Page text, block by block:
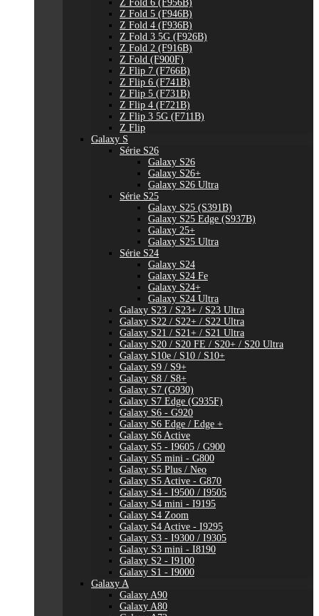
Z Fold 6 (F956B)
Z Fold 5 (F946B)
Z Fold 4 (F936B)
Z Fold 3 5G (F926B)
Z Fold 2 (F916B)
Z Fold (F900F)
Z Flip 7 (F766B)
Z Flip 6 (F741B)
Z Flip 5 (F731B)
Z Flip 4 (F721B)
Z Flip 3 5G (F711B)
Z Flip
Galaxy S
Série S26
Galaxy S26
Galaxy S26+
Galaxy S26 Ultra
Série S25
Galaxy S25 (S391B)
Galaxy S25 Edge (S937B)
Galaxy 25+
Galaxy S25 Ultra
Série S24
Galaxy S24
Galaxy S24 Fe
Galaxy S24+
Galaxy S24 Ultra
Galaxy S23 / S23+ / S23 Ultra
Galaxy S22 / S22+ / S22 Ultra
Galaxy S21 / S21+ / S21 Ultra
Galaxy S20 / S20 FE / S20+ / S20 Ultra
Galaxy S10e / S10 / S10+
Galaxy S9 / S9+
Galaxy S8 / S8+
Galaxy S7 (G930)
Galaxy S7 Edge (G935F)
Galaxy S6 - G920
Galaxy S6 Edge / Edge +
Galaxy S6 Active
Galaxy S5 - I9605 / G900
Galaxy S5 mini - G800
Galaxy S5 Plus / Neo
Galaxy S5 Active - G870
Galaxy S4 - I9500 / I9505
Galaxy S4 mini - I9195
Galaxy S4 Zoom
Galaxy S4 Active - I9295
Galaxy S3 - I9300 / I9305
Galaxy S3 mini - I8190
Galaxy S2 - I9100
Galaxy S1 - I9000
Galaxy A
Galaxy A90
Galaxy A80